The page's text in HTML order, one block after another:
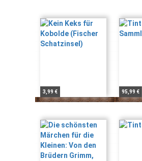
3,99 € 95,99 €